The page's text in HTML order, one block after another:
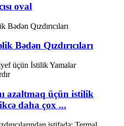
oval
Bədən Qızdırıcıları
azaltmaq üçün istilik
daha çox ...